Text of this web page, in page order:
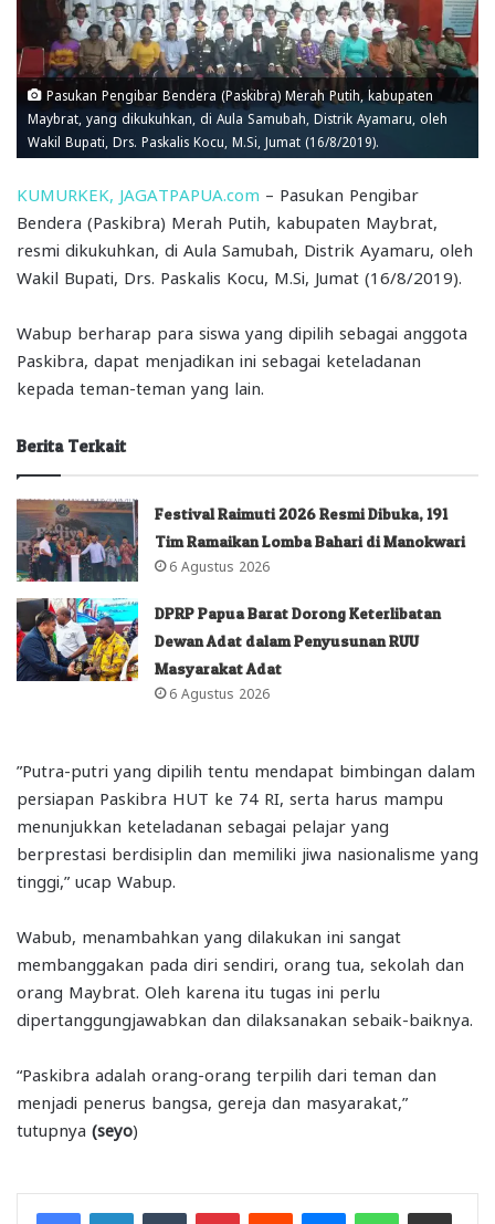
Pasukan Pengibar Bendera (Paskibra) Merah Putih, kabupaten
Maybrat, yang dikukuhkan, di Aula Samubah, Distrik Ayamaru, oleh
Wakil Bupati, Drs. Paskalis Kocu, M.Si, Jumat (16/8/2019).
KUMURKEK, JAGATPAPUA.com – Pasukan Pengibar
Bendera (Paskibra) Merah Putih, kabupaten Maybrat,
resmi dikukuhkan, di Aula Samubah, Distrik Ayamaru, oleh
Wakil Bupati, Drs. Paskalis Kocu, M.Si, Jumat (16/8/2019).
Wabup berharap para siswa yang dipilih sebagai anggota
Paskibra, dapat menjadikan ini sebagai keteladanan
kepada teman-teman yang lain.
Berita Terkait
Festival Raimuti 2026 Resmi Dibuka, 191
Tim Ramaikan Lomba Bahari di Manokwari
6 Agustus 2026
DPRP Papua Barat Dorong Keterlibatan
Dewan Adat dalam Penyusunan RUU
Masyarakat Adat
6 Agustus 2026
”Putra-putri yang dipilih tentu mendapat bimbingan dalam
persiapan Paskibra HUT ke 74 RI, serta harus mampu
menunjukkan keteladanan sebagai pelajar yang
berprestasi berdisiplin dan memiliki jiwa nasionalisme yang
tinggi,” ucap Wabup.
Wabub, menambahkan yang dilakukan ini sangat
membanggakan pada diri sendiri, orang tua, sekolah dan
orang Maybrat. Oleh karena itu tugas ini perlu
dipertanggungjawabkan dan dilaksanakan sebaik-baiknya.
“Paskibra adalah orang-orang terpilih dari teman dan
menjadi penerus bangsa, gereja dan masyarakat,”
tutupnya (seyo)
FacebookLinkedInTumblr PinterestReddit MessengerWhatsAppShare via Email